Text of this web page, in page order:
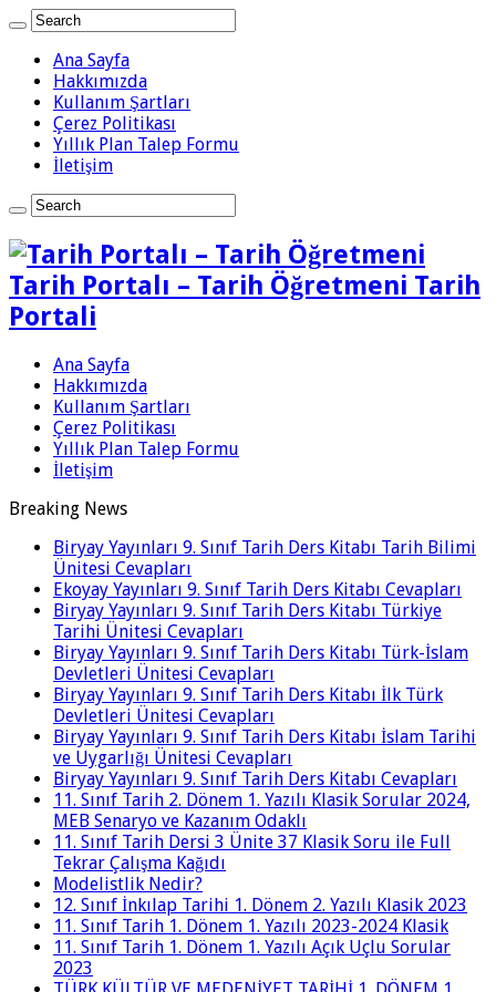
Ana Sayfa
Hakkımızda
Kullanım Şartları
Çerez Politikası
Yıllık Plan Talep Formu
İletişim
Tarih Portalı – Tarih Öğretmeni Tarih
Portali
Ana Sayfa
Hakkımızda
Kullanım Şartları
Çerez Politikası
Yıllık Plan Talep Formu
İletişim
Breaking News
Biryay Yayınları 9. Sınıf Tarih Ders Kitabı Tarih Bilimi
Ünitesi Cevapları
Ekoyay Yayınları 9. Sınıf Tarih Ders Kitabı Cevapları
Biryay Yayınları 9. Sınıf Tarih Ders Kitabı Türkiye
Tarihi Ünitesi Cevapları
Biryay Yayınları 9. Sınıf Tarih Ders Kitabı Türk-İslam
Devletleri Ünitesi Cevapları
Biryay Yayınları 9. Sınıf Tarih Ders Kitabı İlk Türk
Devletleri Ünitesi Cevapları
Biryay Yayınları 9. Sınıf Tarih Ders Kitabı İslam Tarihi
ve Uygarlığı Ünitesi Cevapları
Biryay Yayınları 9. Sınıf Tarih Ders Kitabı Cevapları
11. Sınıf Tarih 2. Dönem 1. Yazılı Klasik Sorular 2024,
MEB Senaryo ve Kazanım Odaklı
11. Sınıf Tarih Dersi 3 Ünite 37 Klasik Soru ile Full
Tekrar Çalışma Kağıdı
Modelistlik Nedir?
12. Sınıf İnkılap Tarihi 1. Dönem 2. Yazılı Klasik 2023
11. Sınıf Tarih 1. Dönem 1. Yazılı 2023-2024 Klasik
11. Sınıf Tarih 1. Dönem 1. Yazılı Açık Uçlu Sorular
2023